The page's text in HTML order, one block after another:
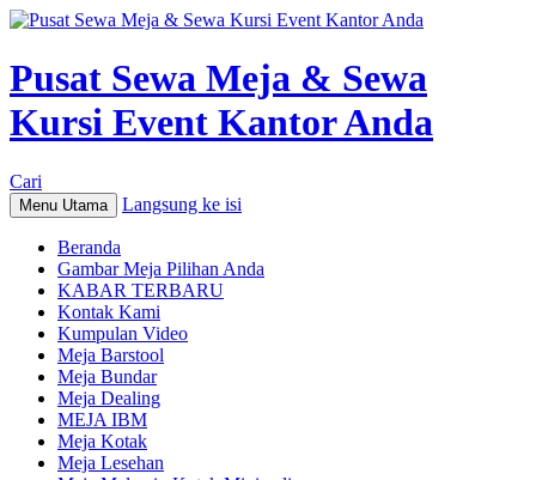
Pusat Sewa Meja & Sewa
Kursi Event Kantor Anda
Cari
Menu Utama Langsung ke isi
Beranda
Gambar Meja Pilihan Anda
KABAR TERBARU
Kontak Kami
Kumpulan Video
Meja Barstool
Meja Bundar
Meja Dealing
MEJA IBM
Meja Kotak
Meja Lesehan